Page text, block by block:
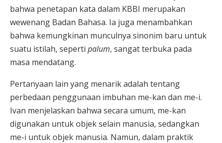
bahwa penetapan kata dalam KBBI merupakan
wewenang Badan Bahasa. Ia juga menambahkan
bahwa kemungkinan munculnya sinonim baru untuk
suatu istilah, seperti palum, sangat terbuka pada
masa mendatang.
Pertanyaan lain yang menarik adalah tentang
perbedaan penggunaan imbuhan me-kan dan me-i.
Ivan menjelaskan bahwa secara umum, me-kan
digunakan untuk objek selain manusia, sedangkan
me-i untuk objek manusia. Namun, dalam praktik